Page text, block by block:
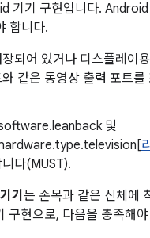
기기 구현입니다.
합니다.
되어 있거나 디스플레이
같은 동영상 출력 포트
및
다(MUST).
기 는 손목과 같은 신체에
구현으로, 다음을 충족해